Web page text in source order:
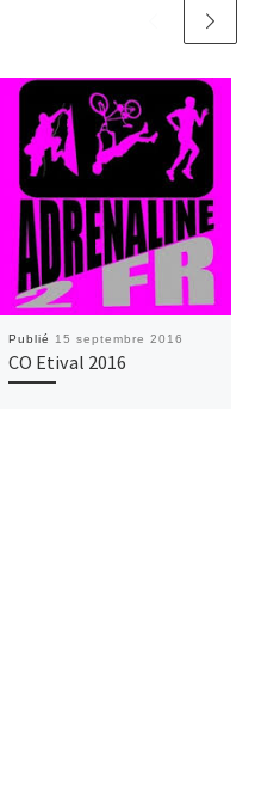
Publié 15 septembre 2016
CO Etival 2016